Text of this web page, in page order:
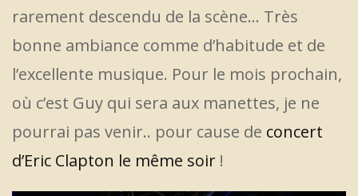
rarement descendu de la scène… Très
bonne ambiance comme d’habitude et de
l’excellente musique. Pour le mois prochain,
où c’est Guy qui sera aux manettes, je ne
pourrai pas venir.. pour cause de concert
d’Eric Clapton le même soir !